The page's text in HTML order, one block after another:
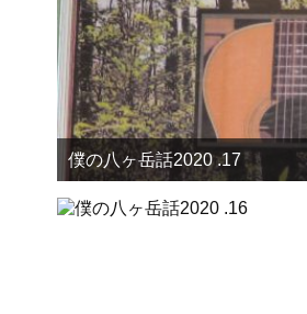
僕の八ヶ岳話2020 .17